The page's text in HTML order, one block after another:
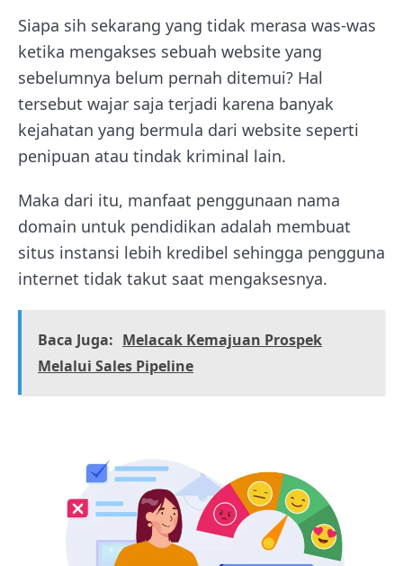
Siapa sih sekarang yang tidak merasa was-was
ketika mengakses sebuah website yang
sebelumnya belum pernah ditemui? Hal
tersebut wajar saja terjadi karena banyak
kejahatan yang bermula dari website seperti
penipuan atau tindak kriminal lain.
Maka dari itu, manfaat penggunaan nama
domain untuk pendidikan adalah membuat
situs instansi lebih kredibel sehingga pengguna
internet tidak takut saat mengaksesnya.
Baca Juga: Melacak Kemajuan Prospek
Melalui Sales Pipeline